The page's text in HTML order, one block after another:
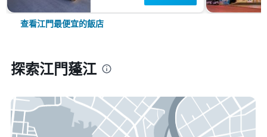
查看江門最便宜的飯店
探索江門蓬江